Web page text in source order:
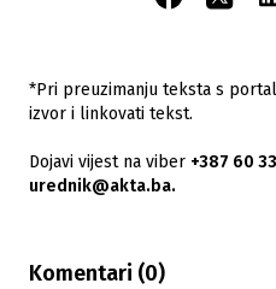
*Pri preuzimanju teksta s
izvor i linkovati tekst.
Dojavi vijest na viber +387 60
urednik@akta.ba.
Komentari (0)